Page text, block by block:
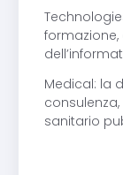
formazione,
Medical: la
sanitario